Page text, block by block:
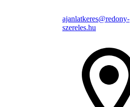
ajanlatkeres@redony-
szereles.hu